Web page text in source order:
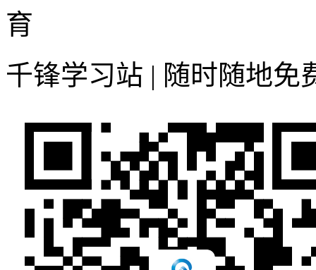
千锋学习站 | 随时随地免